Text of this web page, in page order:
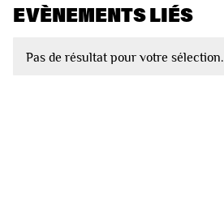
EVÈNEMENTS LIÉS
Pas de résultat pour votre sélection.